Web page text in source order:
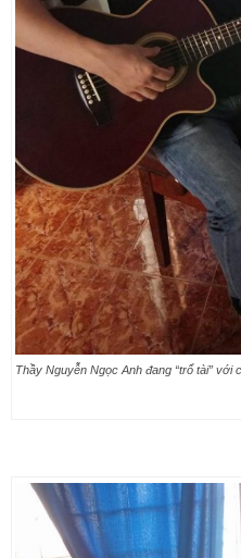
Thầy Nguyễn Ngọc Anh đang “trổ tài” với